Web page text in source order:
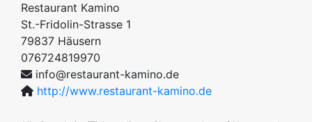
Restaurant Kamino
St.-Fridolin-Strasse 1
79837 Häusern
076724819970
info@restaurant-kamino.de
http://www.restaurant-kamino.de